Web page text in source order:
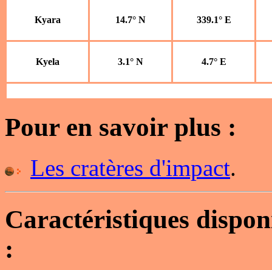
Kyara 14.7° N 339.1° E
Kyela 3.1° N 4.7° E
Pour en savoir plus :
Les cratères d'impact.
Caractéristiques
: